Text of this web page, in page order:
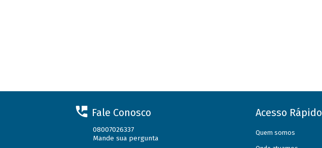
Fale Conosco
08007026337
Mande sua pergunta
Acesso Rápido
Quem somos